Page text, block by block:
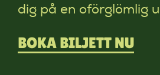
dig på en oförglömlig
BOKA BILJETT NU